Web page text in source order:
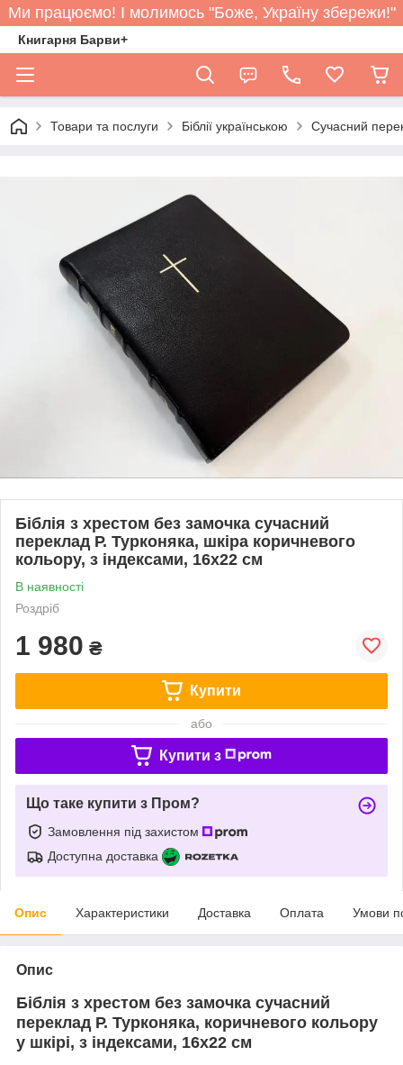
Ми працюємо! І молимось "Боже, Україну збережи!"
Книгарня Барви+
Товари та послуги Біблії українською Сучасний
Біблія з хрестом без замочка сучасний
переклад Р. Турконяка, шкіра коричневого
кольору, з індексами, 16х22 см
В наявності
Роздріб
1 980 ₴
Купити
або
Купити з
Що таке купити з Пром?
Замовлення під захистом
Доступна доставка
Опис Характеристики Доставка Оплата Умови
Опис
Біблія з хрестом без замочка сучасний
переклад Р. Турконяка, коричневого кольору
у шкірі, з індексами, 16х22 см